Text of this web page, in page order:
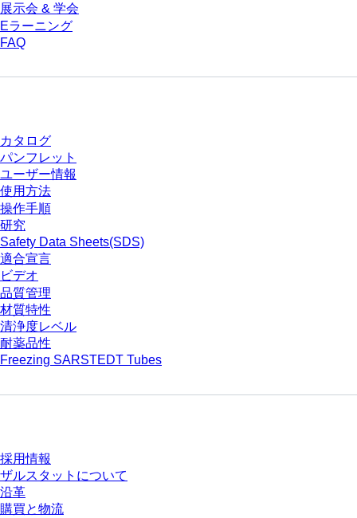
展示会 & 学会
Eラーニング
FAQ
カタログ
パンフレット
ユーザー情報
使用方法
操作手順
研究
Safety Data Sheets(SDS)
適合宣言
ビデオ
品質管理
材質特性
清浄度レベル
耐薬品性
Freezing SARSTEDT Tubes
採用情報
ザルスタットについて
沿革
購買と物流